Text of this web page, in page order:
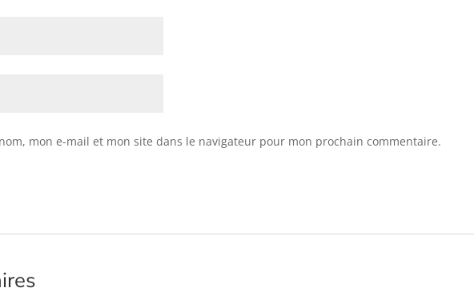
mon e-mail et mon site dans le navigateur pour mon prochain commentaire.